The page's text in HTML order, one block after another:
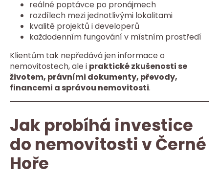
reálné poptávce po pronájmech
rozdílech mezi jednotlivými lokalitami
kvalitě projektů i developerů
každodenním fungování v místním prostředí
Klientům tak nepředává jen informace o
nemovitostech, ale i praktické zkušenosti se
životem, právními dokumenty, převody,
financemi a správou nemovitosti.
Jak probíhá investice
do nemovitosti v Černé
Hoře